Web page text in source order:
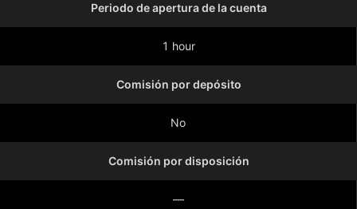
Periodo de apertura de la cuenta
1 hour
Comisión por depósito
No
Comisión por disposición
—